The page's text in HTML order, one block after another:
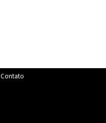
Contato